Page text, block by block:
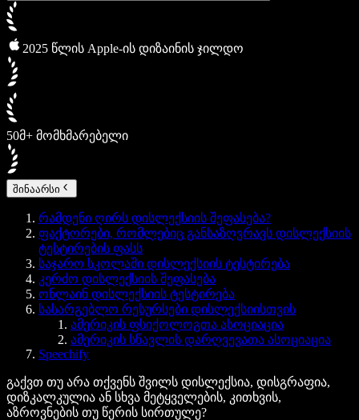
2025 წლის Apple-ის დიზაინის ჯილდო
50მ+ მომხმარებელი
შინაარსი
რამდენი ღირს დისლექსიის შეფასება?
ფაქტორები, რომლებიც განსაზღვრავს დისლექსიის
ტესტირების ფასს
საჯარო სკოლაში დისლექსიის ტესტირება
კერძო დისლექსიის შეფასება
ონლაინ დისლექსიის ტესტირება
სასარგებლო რესურსები დისლექსიისთვის
ამერიკის ფსიქოლოგთა ასოციაცია
ამერიკის სწავლის დარღვევათა ასოციაცია
Speechify
გაქვთ თუ არა თქვენს შვილს დისლექსია, დისგრაფია,
დიზკალკულია ან სხვა მეტყველების, კითხვის,
აზროვნების თუ წერის სირთულე?